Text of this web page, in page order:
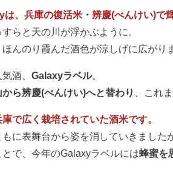
、兵庫の復活米・辨慶(べんけい)で
らと天の川が浮かぶように。
んのり霞んだ酒色が涼しげに広がり
酒、 Galaxyラベル。
ら辨慶(べんけい)へと替わり 、これ
で広く栽培されていた酒米です。
に表舞台から姿を消していきました
で、今年のGalaxyラベルには蜂蜜を